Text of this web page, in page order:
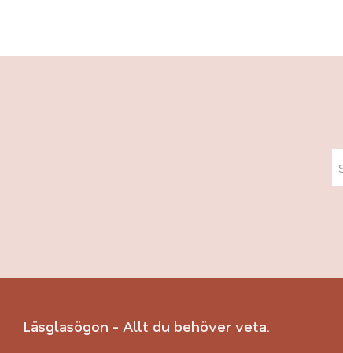
Läsglasögon - Allt du behöver veta.